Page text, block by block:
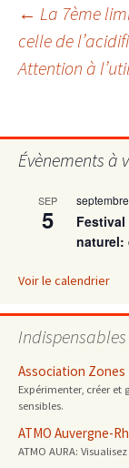
des
← La 7ème
celle de
Attention à
Évènements à
SEP
5
Festival
naturel:
Voir le calendrier
Indispensables
Association Zones
Expérimenter, créer et
sensibles.
ATMO Auvergne-
ATMO AURA: